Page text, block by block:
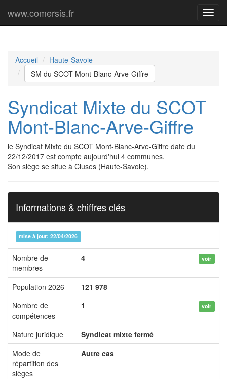
Menu
www.comersis.fr
Accueil
Haute-Savoie
SM du SCOT Mont-Blanc-Arve-Giffre
Syndicat Mixte du SCOT
Mont-Blanc-Arve-Giffre
le Syndicat Mixte du SCOT Mont-Blanc-Arve-Giffre date du
22/12/2017 est compte aujourd'hui 4 communes.
Son siège se situe à Cluses (Haute-Savoie).
Informations & chiffres clés
mise à jour: 22/04/2026
Nombre de
membres
4 voir
Population 2026
121 978
Nombre de
compétences
1 voir
Nature juridique
Syndicat mixte fermé
Mode de
répartition des
sièges
Autre cas